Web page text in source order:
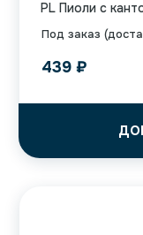
Под заказ
PL Пиоли с
439 ₽